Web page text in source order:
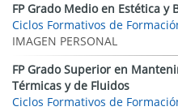
FP Grado Medio en Estética y
Ciclos Formativos de
IMAGEN PERSONAL
FP Grado Superior en
Térmicas y de Fluidos
Ciclos Formativos de